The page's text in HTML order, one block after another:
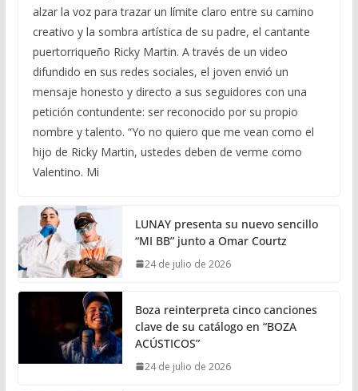
alzar la voz para trazar un límite claro entre su camino
creativo y la sombra artística de su padre, el cantante
puertorriqueño Ricky Martin. A través de un video
difundido en sus redes sociales, el joven envió un
mensaje honesto y directo a sus seguidores con una
petición contundente: ser reconocido por su propio
nombre y talento. “Yo no quiero que me vean como el
hijo de Ricky Martin, ustedes deben de verme como
Valentino. Mi
LUNAY presenta su nuevo sencillo
“MI BB” junto a Omar Courtz
24 de julio de 2026
Boza reinterpreta cinco canciones
clave de su catálogo en “BOZA
ACÚSTICOS”
24 de julio de 2026